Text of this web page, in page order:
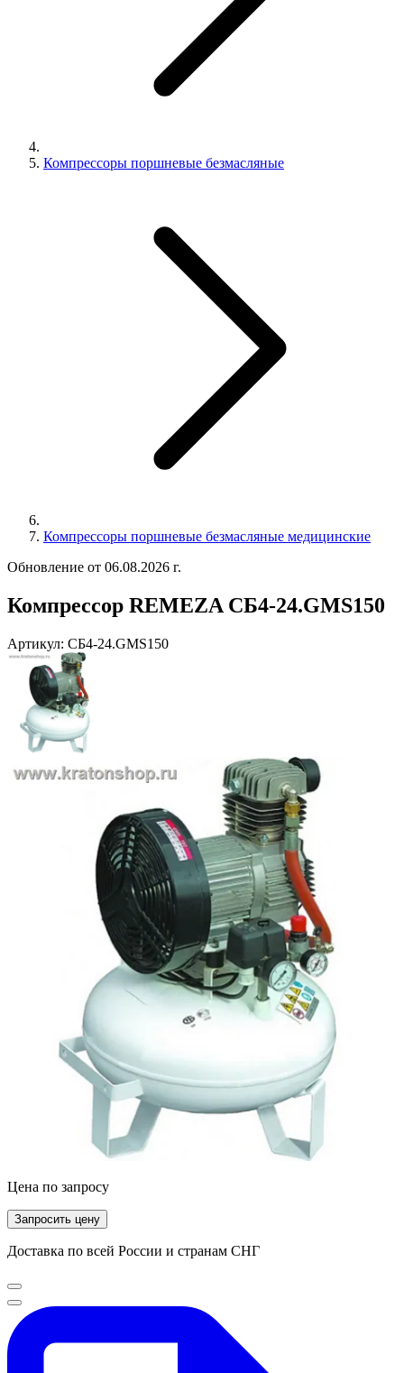
Компрессоры поршневые безмасляные
Компрессоры поршневые безмасляные медицинские
Обновление от 06.08.2026 г.
Компрессор REMEZA СБ4-24.GMS150
Артикул: СБ4-24.GMS150
Цена по запросу
Запросить цену
Доставка по всей России и странам СНГ